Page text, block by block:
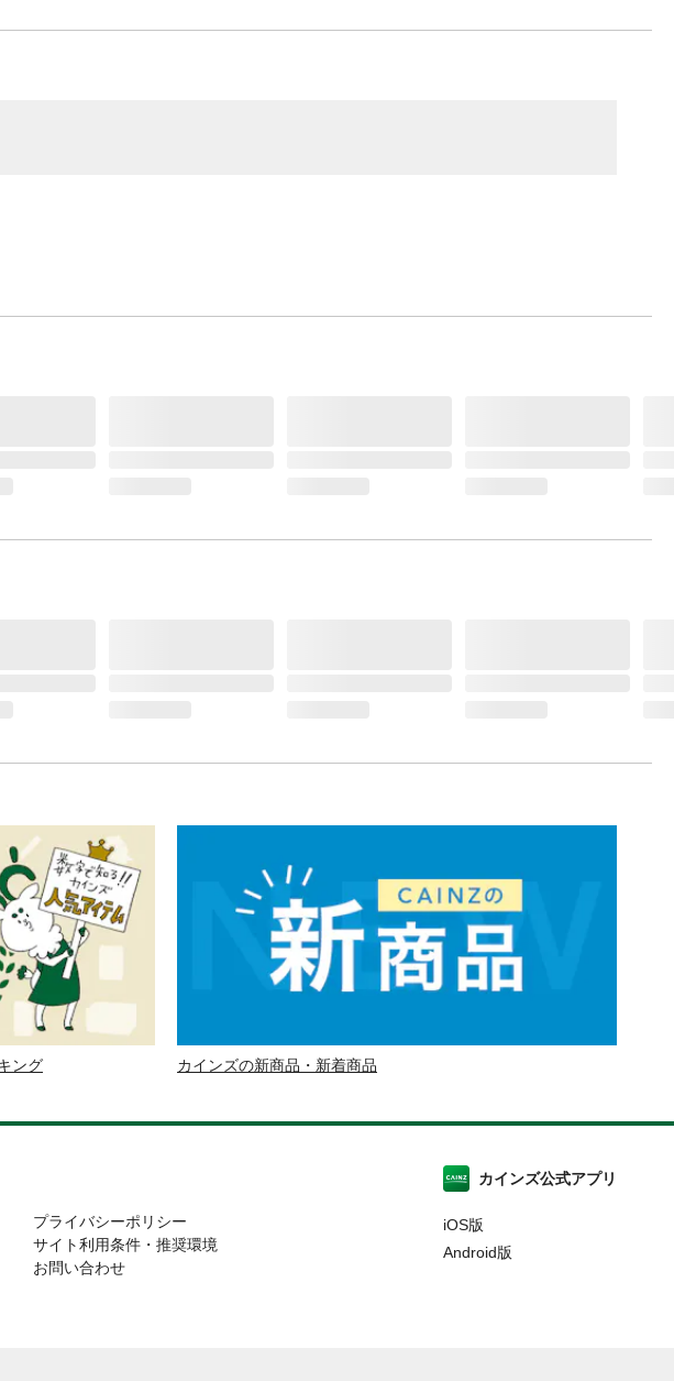
ング カインズの新商品・新着商品
プライバシーポリシー
サイト利用条件・推奨環境
お問い合わせ
カインズ公式アプリ
iOS版
Android版